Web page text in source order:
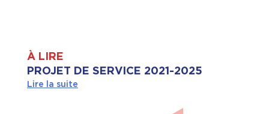
À LIRE
PROJET DE SERVICE 2021-2025
Lire la suite